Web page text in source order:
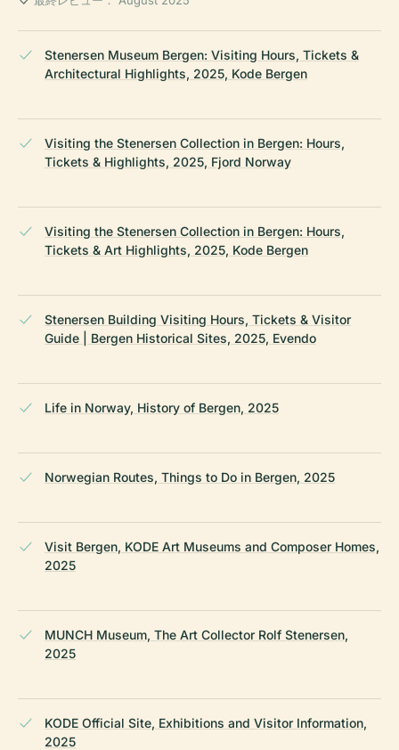
Stenersen Museum Bergen: Visiting Hours, Tickets &
Architectural Highlights, 2025, Kode Bergen
Visiting the Stenersen Collection in Bergen: Hours,
Tickets & Highlights, 2025, Fjord Norway
Visiting the Stenersen Collection in Bergen: Hours,
Tickets & Art Highlights, 2025, Kode Bergen
Stenersen Building Visiting Hours, Tickets & Visitor
Guide | Bergen Historical Sites, 2025, Evendo
Life in Norway, History of Bergen, 2025
Norwegian Routes, Things to Do in Bergen, 2025
Visit Bergen, KODE Art Museums and Composer Homes,
2025
MUNCH Museum, The Art Collector Rolf Stenersen,
2025
KODE Official Site, Exhibitions and Visitor Information,
2025